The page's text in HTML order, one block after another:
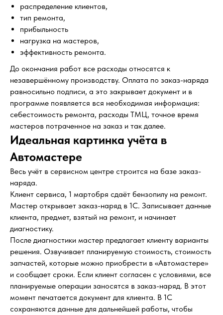
распределение клиентов,
тип ремонта,
прибыльность
нагрузка на мастеров,
эффективность ремонта.
До окончания работ все расходы относятся к
незавершённому производству. Оплата по заказ-наряда
равносильно подписи, а это закрывает документ и в
программе появляется вся необходимая информация:
себестоимость ремонта, расходы ТМЦ, точное время
мастеров потраченное на заказ и так далее.
Идеальная картинка учёта в
Автомастере
Весь учёт в сервисном центре строится на базе заказ-
наряда.
Клиент сервиса, 1 мартобря сдаёт бензопилу на ремонт.
Мастер открывает заказ-наряд в 1С. Записывает данные
клиента, предмет, взятый на ремонт, и начинает
диагностику.
После диагностики мастер предлагает клиенту варианты
решения. Озвучивает планируемую стоимость, стоимость
запчастей, которые можно приобрести в «Автомастере»
и сообщает сроки. Если клиент согласен с условиями, все
планируемые операции заносятся в заказ-наряд. В этот
момент печатается документ для клиента. В 1С
сохраняются данные для дальнейшей работы, чтобы